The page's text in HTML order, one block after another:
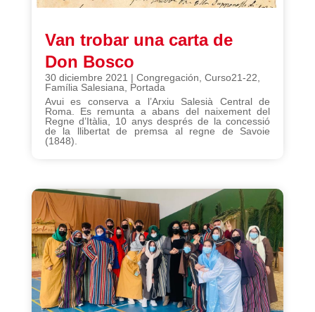
Van trobar una carta de
Don Bosco
30 diciembre 2021 | Congregación, Curso21-22,
Família Salesiana, Portada
Avui es conserva a l’Arxiu Salesià Central de
Roma. Es remunta a abans del naixement del
Regne d’Itàlia, 10 anys després de la concessió
de la llibertat de premsa al regne de Savoie
(1848).